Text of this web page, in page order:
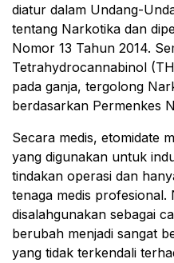
diatur dalam Undang-
tentang Narkotika dan
Nomor 13 Tahun 2014.
Tetrahydrocannabinol
pada ganja, tergolong
berdasarkan Permenkes
Secara medis, etomidate
yang digunakan untuk
tindakan operasi dan
tenaga medis profesional.
disalahgunakan sebagai
berubah menjadi sangat
yang tidak terkendali